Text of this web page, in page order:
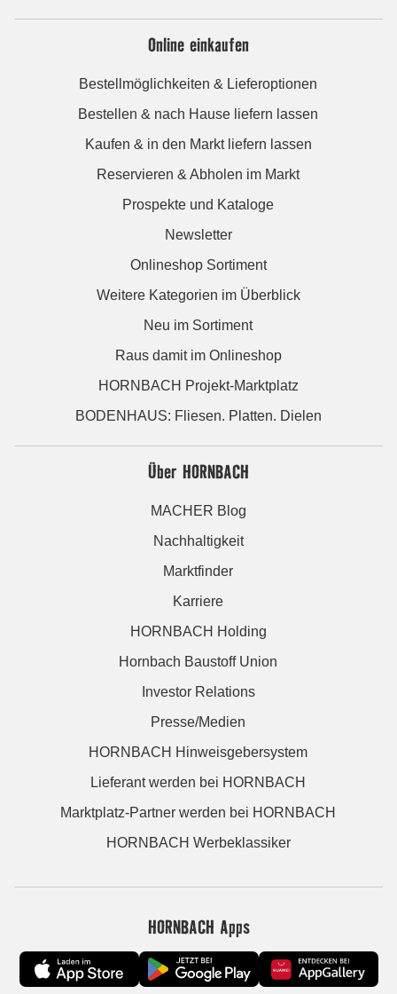
Online einkaufen
Bestellmöglichkeiten & Lieferoptionen
Bestellen & nach Hause liefern lassen
Kaufen & in den Markt liefern lassen
Reservieren & Abholen im Markt
Prospekte und Kataloge
Newsletter
Onlineshop Sortiment
Weitere Kategorien im Überblick
Neu im Sortiment
Raus damit im Onlineshop
HORNBACH Projekt-Marktplatz
BODENHAUS: Fliesen. Platten. Dielen
Über HORNBACH
MACHER Blog
Nachhaltigkeit
Marktfinder
Karriere
HORNBACH Holding
Hornbach Baustoff Union
Investor Relations
Presse/Medien
HORNBACH Hinweisgebersystem
Lieferant werden bei HORNBACH
Marktplatz-Partner werden bei HORNBACH
HORNBACH Werbeklassiker
HORNBACH Apps